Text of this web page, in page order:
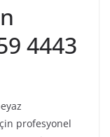
4443
profesyonel